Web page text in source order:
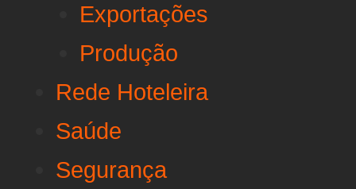
Exportações
Produção
Rede Hoteleira
Saúde
Segurança